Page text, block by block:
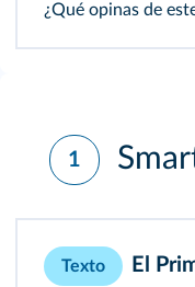
¿Qué opinas de
1
Texto
El